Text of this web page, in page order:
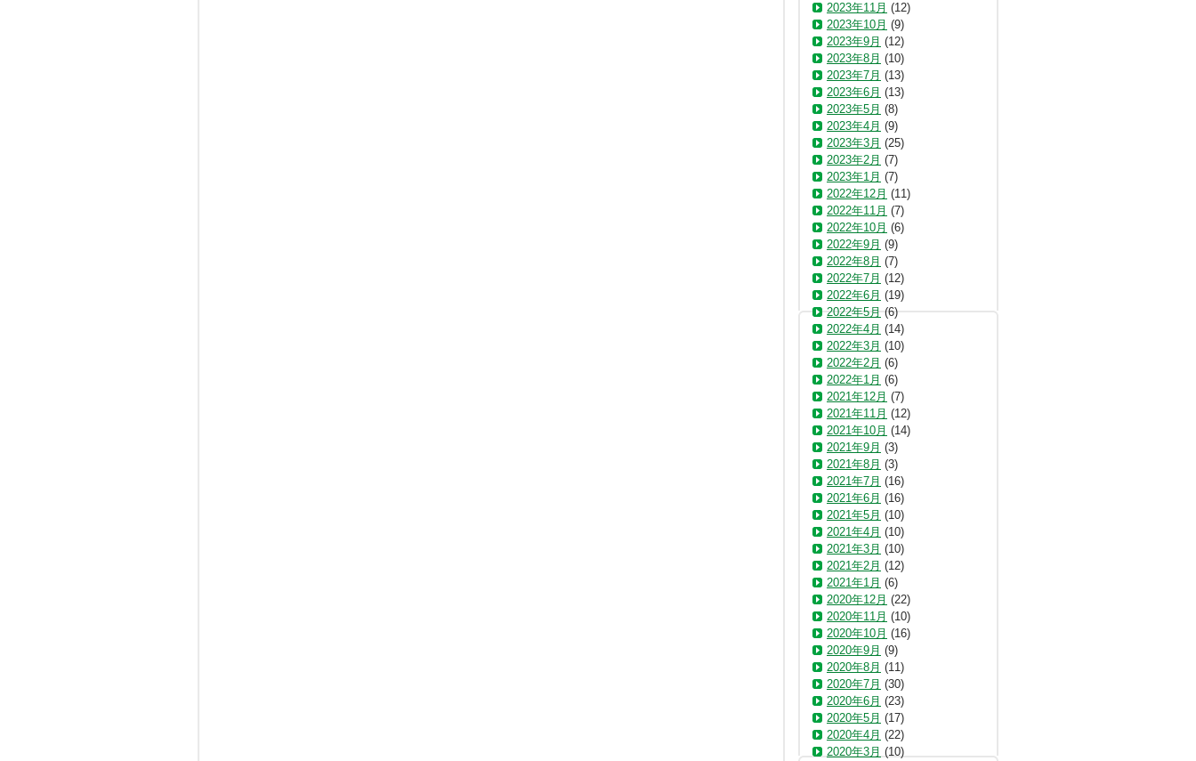
2023年11月 (12)
2023年10月 (9)
2023年9月 (12)
2023年8月 (10)
2023年7月 (13)
2023年6月 (13)
2023年5月 (8)
2023年4月 (9)
2023年3月 (25)
2023年2月 (7)
2023年1月 (7)
2022年12月 (11)
2022年11月 (7)
2022年10月 (6)
2022年9月 (9)
2022年8月 (7)
2022年7月 (12)
2022年6月 (19)
2022年5月 (6)
2022年4月 (14)
2022年3月 (10)
2022年2月 (6)
2022年1月 (6)
2021年12月 (7)
2021年11月 (12)
2021年10月 (14)
2021年9月 (3)
2021年8月 (3)
2021年7月 (16)
2021年6月 (16)
2021年5月 (10)
2021年4月 (10)
2021年3月 (10)
2021年2月 (12)
2021年1月 (6)
2020年12月 (22)
2020年11月 (10)
2020年10月 (16)
2020年9月 (9)
2020年8月 (11)
2020年7月 (30)
2020年6月 (23)
2020年5月 (17)
2020年4月 (22)
2020年3月 (10)